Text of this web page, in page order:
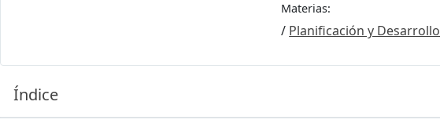
Materias:
/ Planificación y Desarrollo
Índice